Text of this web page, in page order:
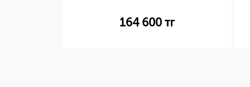
164 600тг